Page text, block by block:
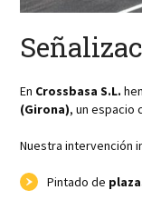
En Crossbasa S.L.
(Girona), un espacio
Nuestra intervención
Pintado de